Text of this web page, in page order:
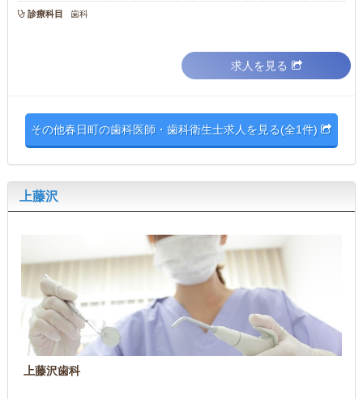
診療科目 歯科
求人を見る
その他春日町の歯科医師・歯科衛生士求人を見る(全1件)
上藤沢
上藤沢歯科